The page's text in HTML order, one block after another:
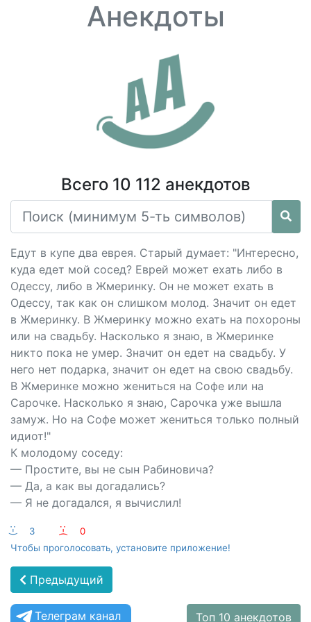
Анекдоты
Всего 10 112 анекдотов
Едут в купе два еврея. Старый думает: "Интересно,
куда едет мой сосед? Еврей может ехать либо в
Одессу, либо в Жмеринку. Он не может ехать в
Одессу, так как он слишком молод. Значит он едет
в Жмеринку. В Жмеринку можно ехать на похороны
или на свадьбу. Насколько я знаю, в Жмеринке
никто пока не умер. Значит он едет на свадьбу. У
него нет подарка, значит он едет на свою свадьбу.
В Жмеринке можно жениться на Софе или на
Сарочке. Насколько я знаю, Сарочка уже вышла
замуж. Но на Софе может жениться только полный
идиот!"
К молодому соседу:
— Простите, вы не сын Рабиновича?
— Да, а как вы догадались?
— Я не догадался, я вычислил!
:-) 3 :-(
0
Чтобы проголосовать, установите приложение!
Предыдущий
Телеграм канал Топ 10 анекдотов